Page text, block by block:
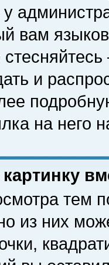
вам
и
на него
картинку
тем
из них